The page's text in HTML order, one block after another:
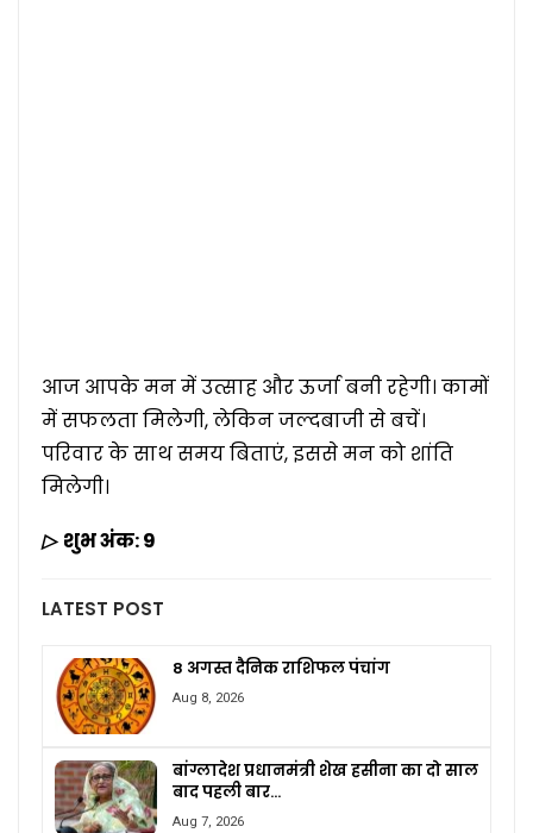
आज आपके मन में उत्साह और ऊर्जा बनी रहेगी। कामों
में सफलता मिलेगी, लेकिन जल्दबाजी से बचें।
परिवार के साथ समय बिताएं, इससे मन को शांति
मिलेगी।
▷ शुभ अंक:9
LATEST POST
8 अगस्त दैनिक राशिफल पंचांग
Aug 8, 2026
बांग्लादेश प्रधानमंत्री शेख हसीना का दो साल
बाद पहली बार…
Aug 7, 2026